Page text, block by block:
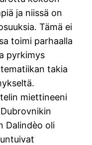
ja niissä on
Tämä ei
toimi parhaalla
pyrkimys
takia
miettineeni
Dalindèo oli